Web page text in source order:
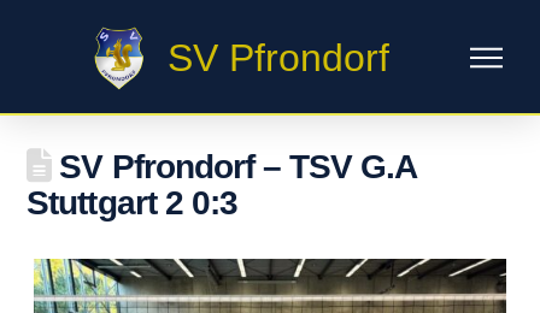
SV Pfrondorf
SV Pfrondorf – TSV G.A
Stuttgart 2 0:3